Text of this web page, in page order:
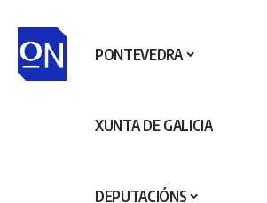
PONTEVEDRA
XUNTA DE GALICIA
DEPUTACIÓNS